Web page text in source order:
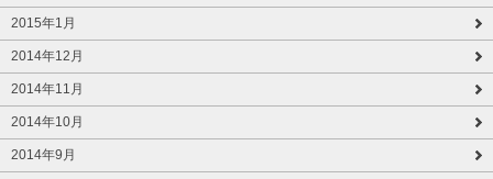
2015年1月
2014年12月
2014年11月
2014年10月
2014年9月